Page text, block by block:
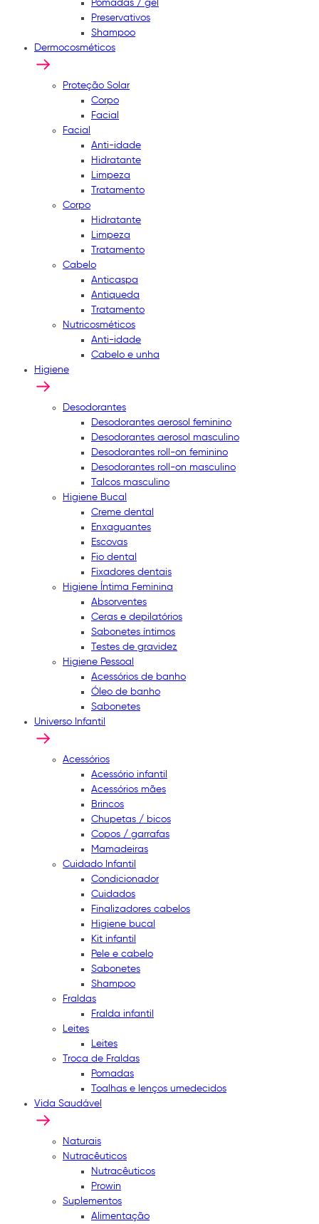
Pomadas / gel
Preservativos
Shampoo
Dermocosméticos
Proteção Solar
Corpo
Facial
Facial
Anti-idade
Hidratante
Limpeza
Tratamento
Corpo
Hidratante
Limpeza
Tratamento
Cabelo
Anticaspa
Antiqueda
Tratamento
Nutricosméticos
Anti-idade
Cabelo e unha
Higiene
Desodorantes
Desodorantes aerosol feminino
Desodorantes aerosol masculino
Desodorantes roll-on feminino
Desodorantes roll-on masculino
Talcos masculino
Higiene Bucal
Creme dental
Enxaguantes
Escovas
Fio dental
Fixadores dentais
Higiene Íntima Feminina
Absorventes
Ceras e depilatórios
Sabonetes íntimos
Testes de gravidez
Higiene Pessoal
Acessórios de banho
Óleo de banho
Sabonetes
Universo Infantil
Acessórios
Acessório infantil
Acessórios mães
Brincos
Chupetas / bicos
Copos / garrafas
Mamadeiras
Cuidado Infantil
Condicionador
Cuidados
Finalizadores cabelos
Higiene bucal
Kit infantil
Pele e cabelo
Sabonetes
Shampoo
Fraldas
Fralda infantil
Leites
Leites
Troca de Fraldas
Pomadas
Toalhas e lenços umedecidos
Vida Saudável
Naturais
Nutracêuticos
Nutracêuticos
Prowin
Suplementos
Alimentação